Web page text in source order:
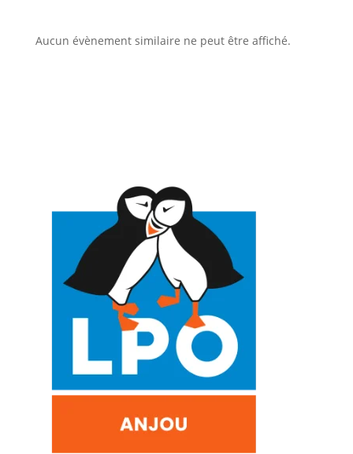
Aucun évènement similaire ne peut être affiché.